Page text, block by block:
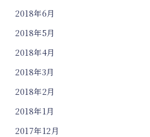
2018年6月
2018年5月
2018年4月
2018年3月
2018年2月
2018年1月
2017年12月